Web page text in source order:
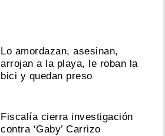
Lo amordazan, asesinan,
arrojan a la playa, le roban la
bici y quedan preso
Fiscalía cierra investigación
contra ‘Gaby’ Carrizo